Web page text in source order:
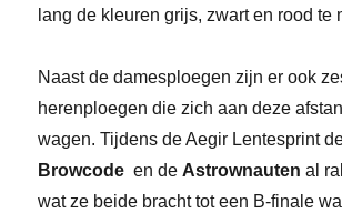
lang de kleuren grijs, zwart en rood te
Naast de damesploegen zijn er ook
herenploegen die zich aan deze
wagen. Tijdens de Aegir Lentesprint
Browcode en deAstrownauten al
wat ze beide bracht tot een B-finale